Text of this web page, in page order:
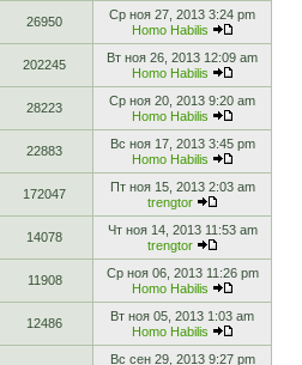
26950
Ср ноя 27, 2013 3:24 pm
Homo Habilis
202245
Вт ноя 26, 2013 12:09 am
Homo Habilis
28223
Ср ноя 20, 2013 9:20 am
Homo Habilis
22883
Вс ноя 17, 2013 3:45 pm
Homo Habilis
172047
Пт ноя 15, 2013 2:03 am
trengtor
14078
Чт ноя 14, 2013 11:53 am
trengtor
11908
Ср ноя 06, 2013 11:26 pm
Homo Habilis
12486
Вт ноя 05, 2013 1:03 am
Homo Habilis
Вс сен 29, 2013 9:27 pm